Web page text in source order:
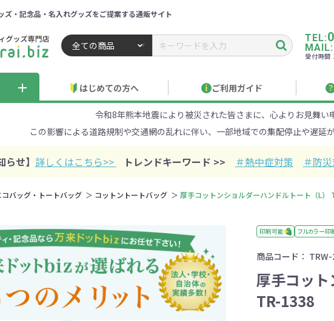
ズ・記念品・名入れグッズをご提案する通販サイト
ルティ 専門店 万来ドットbiz ／ 名入れ・販促品・記念品・オリジナルグッズ
トバッ
コットントートバッグ
オーガニックコットン
バッグ
グ デニムバッグ
般 コットン巾着・リュック 不織布巾着・リュック
クリア・ビニールポー
ポリエステルポーチ
フラットポーチ
財布 コインケース
陶器マグカップ プラスチックマグカップ
ラス ペン・筆記用具 文具・ステーショナリー
51～100円 101～150円
501～1000円 1001～2000円
10001円以上
全般 展示会向けバッグ 展示会向けノベルティ
材全
再生コットン 再生ＰＥＴ
社会貢献機能付き
全般 フェアトレード 樹を・サンゴを植える
ト 営業活動ツール・粗品 絆ツール
お菓子系 文具・知育玩具系
ファッション雑貨 エコ・アイデア雑貨
シニア向け
健康・癒しグッズ 防犯グッズ
ド向
バッグ 展示会ノベルティ特集 フルカラー印刷で訴求力UP
向け全
SDGs推進 環境保全
ス向け
プンキ
バッグ・ポーチ
メーカー向け
般 アパレル 住宅・不動産
カーディーラー 美容系サロン
はじめての方へ ご利用ガイド
見積もり作成について のし・包装
見積もりサポート お急ぎ
TEL:
受付時
令和8年熊本地震により被災された皆さまに、心よりお見舞い
この影響による道路規制や交通網の乱れに伴い、一部地域での集配停止や遅延
らせ】 詳しくはこちら>> トレンドキーワード >> ＃熱中症対策 ＃防
コバッグ・トートバッグ コットントートバッグ 厚手コットンショルダーハンドルトート（L）
印刷可能 フルカラー印
商品コード：
厚手コット
TR-1338